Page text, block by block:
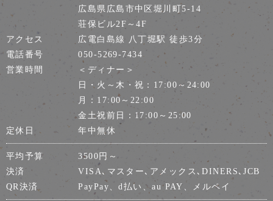
広島県広島市中区堀川町5-14
荘保ビル2F～4F
アクセス
広電白島線 八丁堀駅 徒歩3分
電話番号
050-5269-7434
営業時間
＜ディナー＞
日・火～木・祝：17:00～24:00
月：17:00～22:00
金土祝前日：17:00～25:00
定休日
年中無休
平均予算
3500円～
決済
VISA､マスター､アメックス､DINERS､JCB
QR決済
PayPay、d払い、au PAY、メルペイ